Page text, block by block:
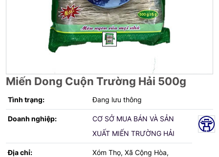
Miến Dong Cuộn Trường Hải 500g
Tình trạng: Đang lưu thông
Doanh nghiệp:
CƠ SỞ MUA BÁN VÀ SẢN
XUẤT MIẾN TRƯỜNG HẢI
Địa chỉ:
Xóm Thọ, Xã Cộng Hòa,